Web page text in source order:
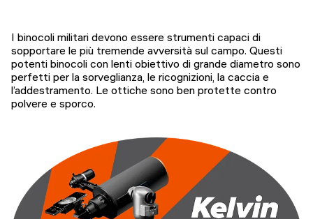
I binocoli militari devono essere strumenti capaci di
sopportare le più tremende avversità sul campo. Questi
potenti binocoli con lenti obiettivo di grande diametro sono
perfetti per la sorveglianza, le ricognizioni, la caccia e
l’addestramento. Le ottiche sono ben protette contro
polvere e sporco.